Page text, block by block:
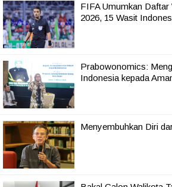
FIFA Umumkan
2026, 15 Wasit
Prabowonomics:
Indonesia kepada
Menyembuhkan Diri